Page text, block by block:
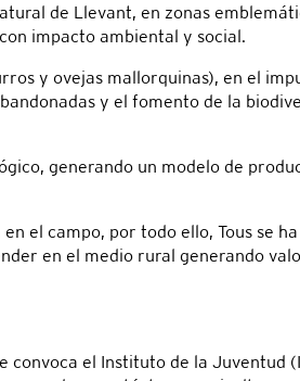
de Llevant, en zonas
impacto ambiental y social.
y ovejas mallorquinas), en el
y el fomento de la
generando un modelo de
el campo, por todo ello, Tous se
en el medio rural generando
convoca el Instituto de la Juventud